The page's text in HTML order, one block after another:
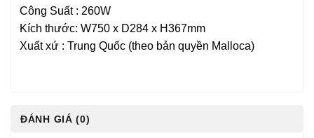
Công Suất : 260W
Kích thước: W750 x D284 x H367mm
Xuất xứ : Trung Quốc (theo bản quyền Malloca)
ĐÁNH GIÁ (0)